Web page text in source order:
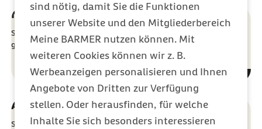
sind nötig, damit Sie die Funktionen
unserer Website und den Mitgliederbereich
Meine BARMER nutzen können. Mit
weiteren Cookies können wir z. B.
Werbeanzeigen personalisieren und Ihnen
Angebote von Dritten zur Verfügung
stellen. Oder herausfinden, für welche
Inhalte Sie sich besonders interessieren
Newsletter bestellen
Seien Sie aktuell informiert und bestellen Sie unsere
gesundheitspolitischen Nachrichten aus Berlin.
Archiv
Sie suchen eine ältere Ausgabe unseres Newsletters Berlin